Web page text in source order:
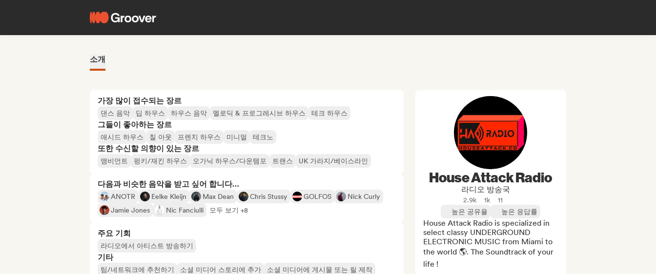
소개
가장 많이 접수되는 장르
댄스 음악 딥 하우스 하우스 음악 멜로딕 & 프로그레시브 하우스 테크 하우스
그들이 좋아하는 장르
애시드 하우스 칠 아웃 프렌치 하우스 미니멀 테크노
또한 수신할 의향이 있는 장르
앰비언트 펑키/재킨 하우스 오가닉 하우스/다운템포 트랜스 UK 가라지/베이스라인
다음과 비슷한 음악을 받고 싶어 합니다…
ANOTR Eelke Kleijn Max Dean Chris Stussy GOLFOS
Nick Curly
Jamie Jones
Nic Fanciulli 모두 보기 +8
주요 기회
라디오에서 아티스트 방송하기
기타
팀/네트워크에 추천하기 소셜 미디어 스토리에 추가 소셜 미디어에 게시물 또는 릴 제작
House Attack Radio
라디오 방송국
2.9k 1k
11
높은 공유율
높은 응답률
House Attack Radio is specialized in
select classy UNDERGROUND
ELECTRONIC MUSIC from Miami to
the world 🌎. The Soundtrack of your
life !